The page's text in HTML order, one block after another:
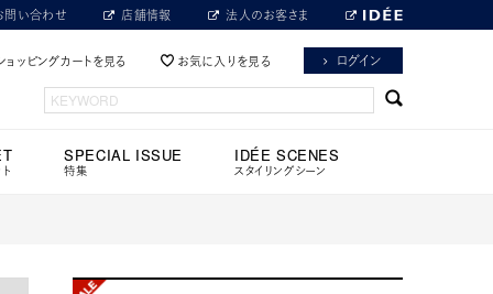
問い合わせ 店舗情報 法人のお客さま
ョッピングカートを見る お気に入りを見る ログイン
SPECIAL ISSUE
特集
IDÉE SCENES
スタイリングシーン